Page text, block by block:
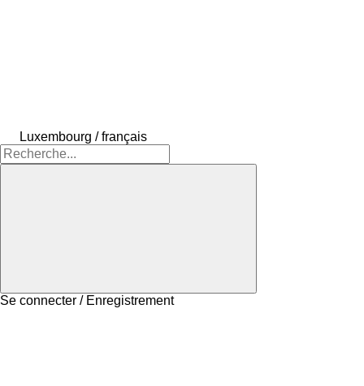
Luxembourg / français
Se connecter / Enregistrement